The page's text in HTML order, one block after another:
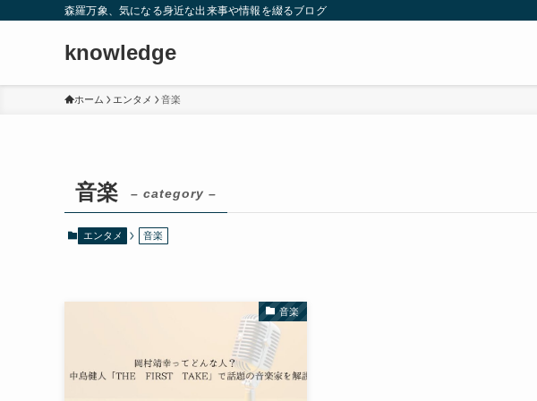
森羅万象、気になる身近な出来事や情報を綴るブログ
knowledge
ホーム エンタメ 音楽
音楽 – category –
エンタメ 音楽
音楽